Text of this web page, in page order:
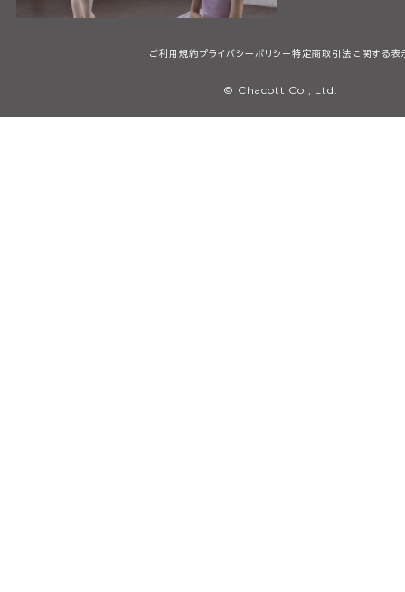
ご利用規約プライバシーポリシー特定商取引法に関する表
© Chacott Co., Ltd.